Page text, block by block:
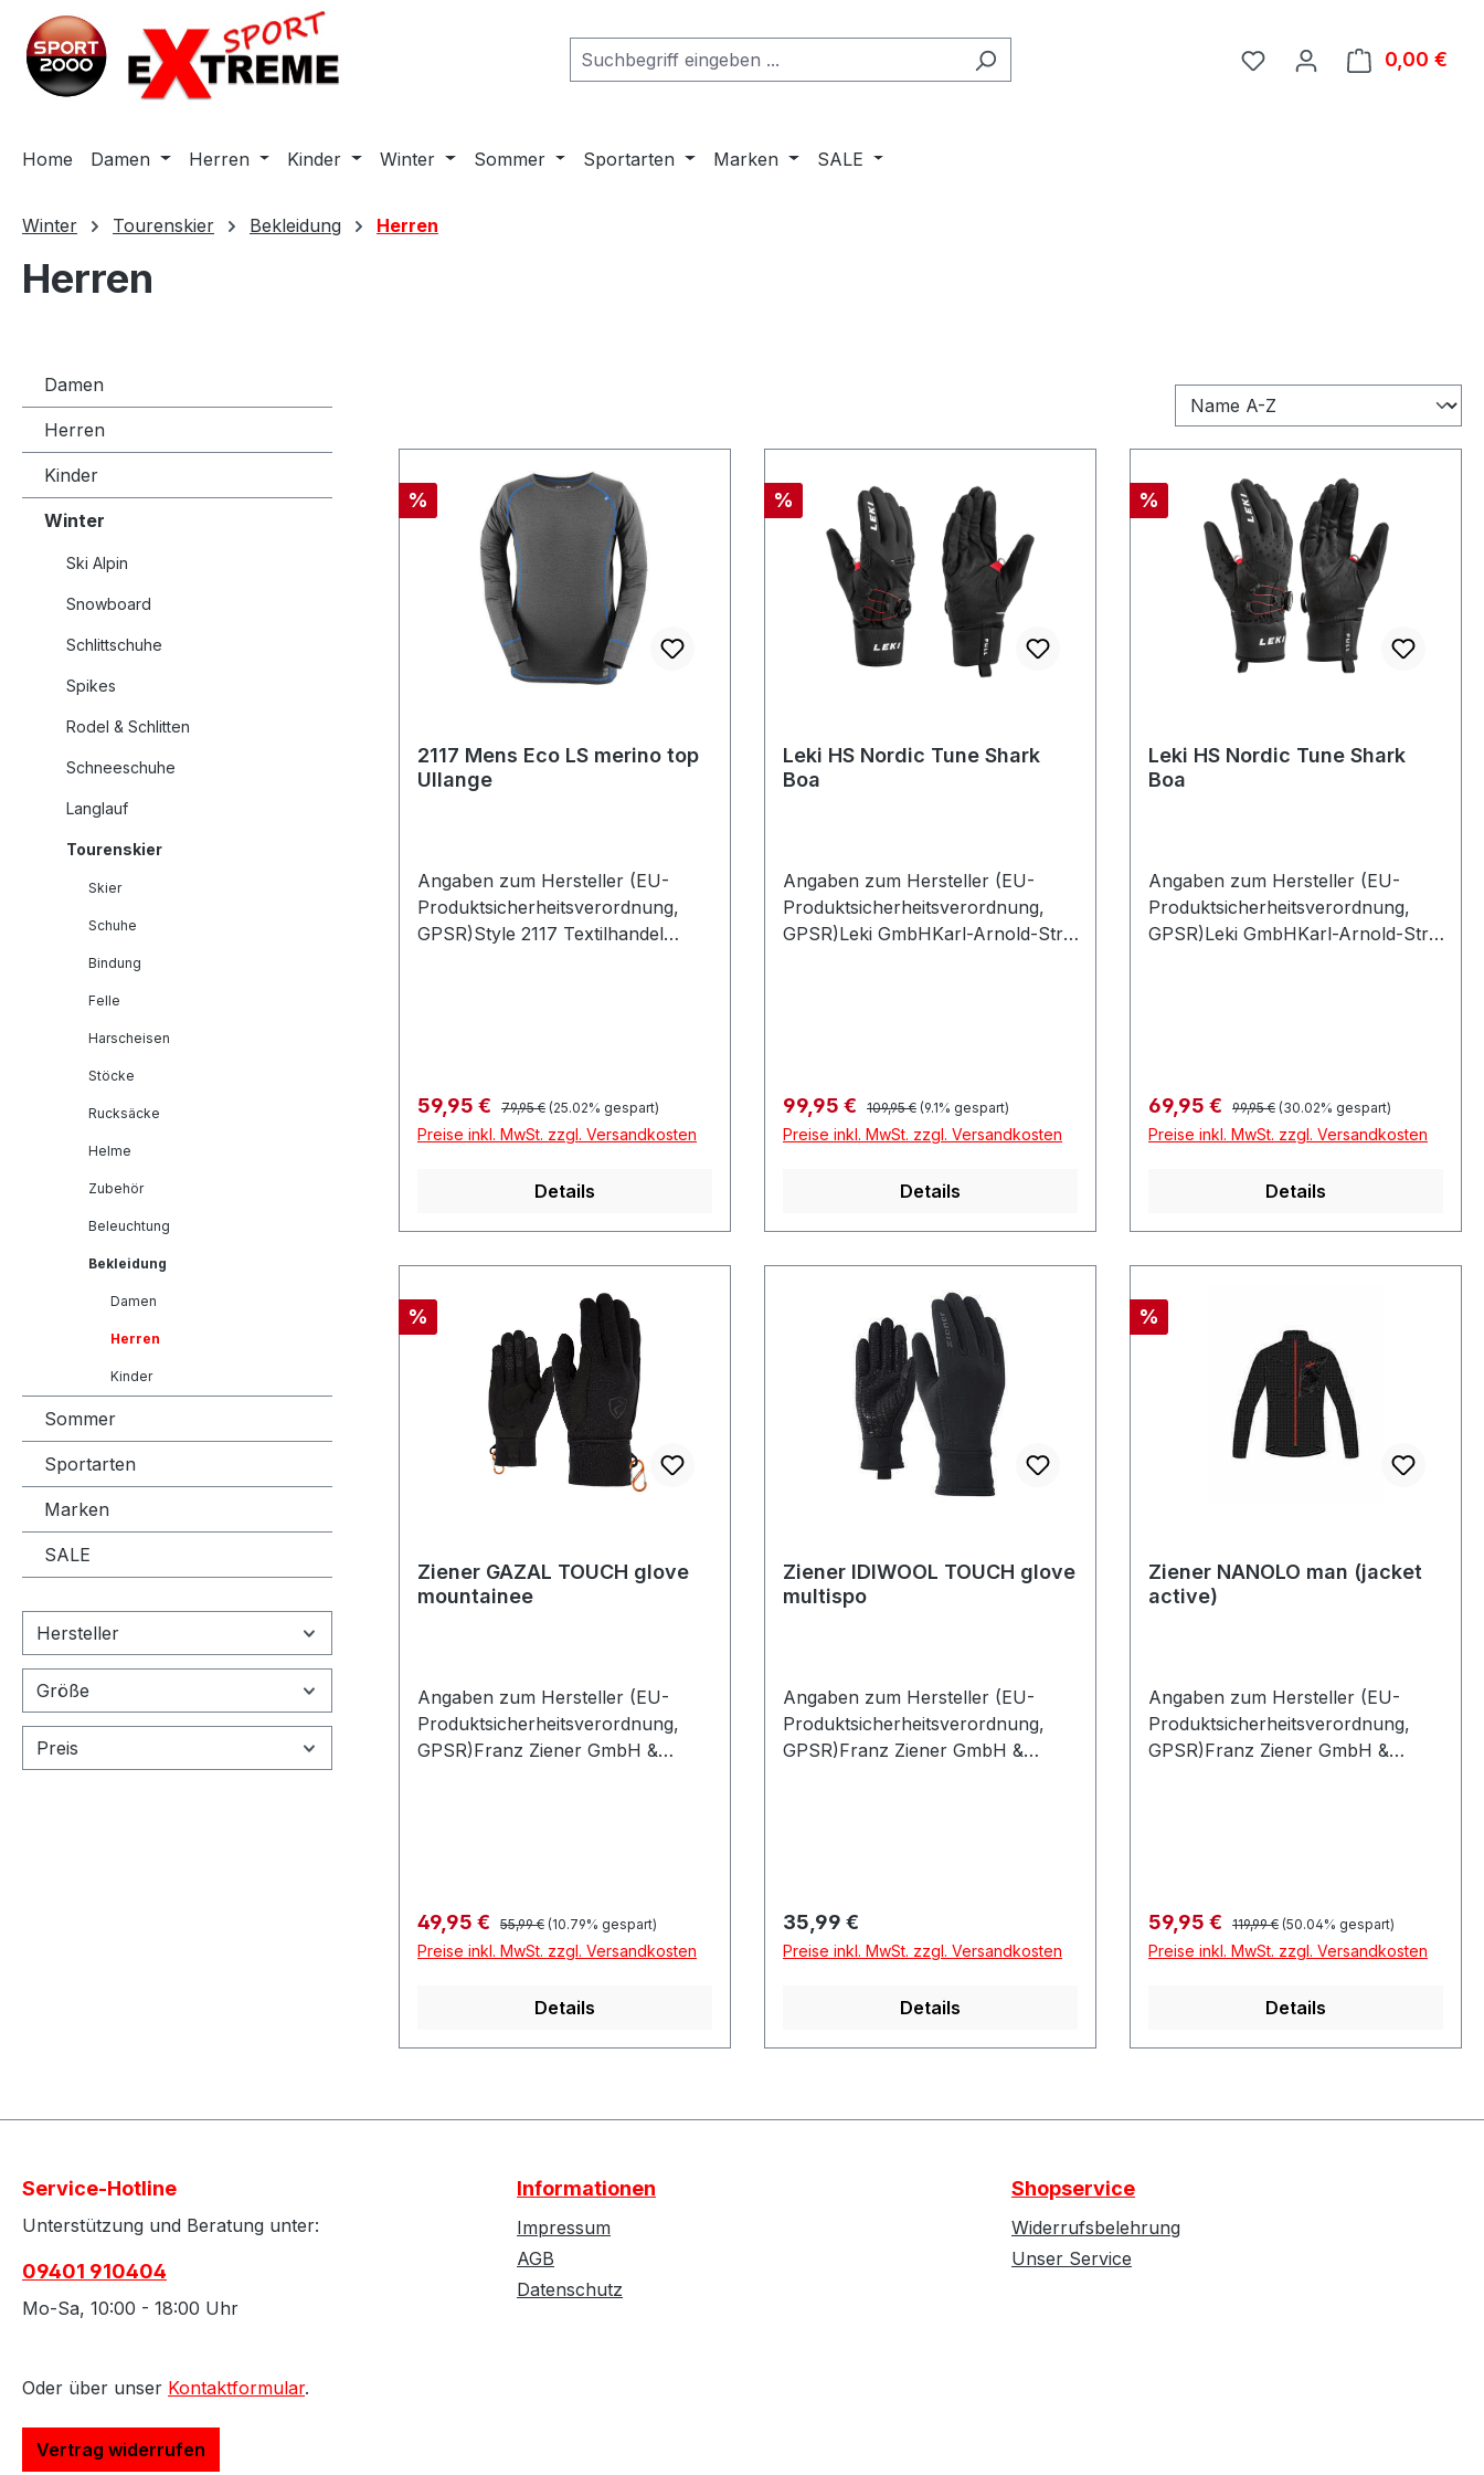
Hauptinhalt springen
Zur Suche springen
Zur Hauptnavigation springen
0,00 €
Home Damen Herren Kinder Winter Sommer Sportarten Marken SALE
Winter Tourenskier Bekleidung Herren
Herren
Damen
Herren
Kinder
Winter
Ski Alpin
Snowboard
Schlittschuhe
Spikes
Rodel & Schlitten
Schneeschuhe
Langlauf
Tourenskier
Skier
Schuhe
Bindung
Felle
Harscheisen
Stöcke
Rucksäcke
Helme
Zubehör
Beleuchtung
Bekleidung
Damen
Herren
Kinder
Sommer
Sportarten
Marken
SALE
Hersteller
Größe
Preis
Rabatt
%
2117 Mens Eco LS merino top
Ullange
Angaben zum Hersteller (EU-
Produktsicherheitsverordnung,
GPSR)Style 2117 Textilhandel
Verkaufspreis:
59,95 € Regulärer Preis:
79,95 € (25.02% gespart)
Preise inkl. MwSt. zzgl. Versandkosten
Details
Rabatt
%
Leki HS Nordic Tune Shark
Boa
Angaben zum Hersteller (EU-
Produktsicherheitsverordnung,
GPSR)Leki GmbHKarl-Arnold-Str.
Verkaufspreis:
99,95 € Regulärer Preis:
109,95 € (9.1% gespart)
Preise inkl. MwSt. zzgl. Versandkosten
Details
Rabatt
%
Leki HS Nordic Tune Shark
Boa
Angaben zum Hersteller (EU-
Produktsicherheitsverordnung,
GPSR)Leki GmbHKarl-Arnold-Str.
Verkaufspreis:
69,95 € Regulärer Preis:
99,95 € (30.02% gespart)
Preise inkl. MwSt. zzgl. Versandkosten
Details
Rabatt
%
Ziener GAZAL TOUCH glove
mountainee
Angaben zum Hersteller (EU-
Produktsicherheitsverordnung,
GPSR)Franz Ziener GmbH &
Verkaufspreis:
49,95 € Regulärer Preis:
55,99 € (10.79% gespart)
Preise inkl. MwSt. zzgl. Versandkosten
Details
Ziener IDIWOOL TOUCH glove
multispo
Angaben zum Hersteller (EU-
Produktsicherheitsverordnung,
GPSR)Franz Ziener GmbH &
Regulärer Preis:
35,99 €
Preise inkl. MwSt. zzgl. Versandkosten
Details
Rabatt
%
Ziener NANOLO man (jacket
active)
Angaben zum Hersteller (EU-
Produktsicherheitsverordnung,
GPSR)Franz Ziener GmbH &
Verkaufspreis:
59,95 € Regulärer Preis:
119,99 € (50.04% gespart)
Preise inkl. MwSt. zzgl. Versandkosten
Details
Service-Hotline
Unterstützung und Beratung unter:
09401 910404
Mo-Sa, 10:00 - 18:00 Uhr
Oder über unser Kontaktformular.
Vertrag widerrufen
Informationen
Impressum
AGB
Datenschutz
Shopservice
Widerrufsbelehrung
Unser Service